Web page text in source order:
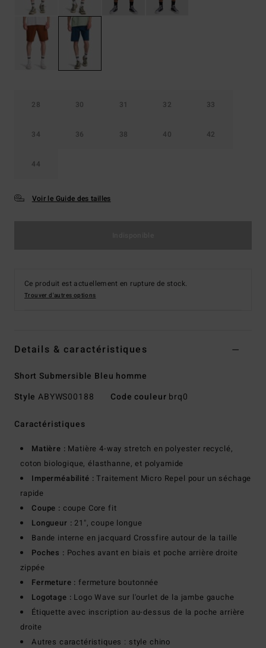
28 30 31 32 33
34 36 38 40 42
44
Voir le Guide des tailles
Ce produit est actuellement en rupture de stock.
Trouver d'autres options
Details & caractéristiques
Short Submersible Bleu homme
Style ABYWS00188 Code couleur brq0
Caractéristiques
Matière : Matière 4-way stretch en polyester recyclé,
coton biologique, élasthanne, et polyamide
Imperméabilité : Traitement Micro Repel pour un séchage
rapide
Coupe : coupe Core fit
Longueur : 21", coupe longue
Bande interne en jacquard Crossfire autour de la taille
Poches : Poches avant en biais et poche arrière droite
zippée
Fermeture : fermeture boutonnée
Logotage : Logo Wave sur l'ourlet de la jambe gauche
Étiquette avec inscription au-dessus de la poche arrière
droite
Autres caractéristiques : style chino